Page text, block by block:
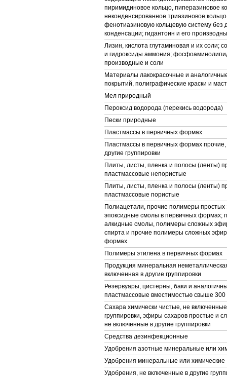
пиримидиновое кольцо, пиперазиновое
неконденсированное триазиновое
фенотиазиновую кольцевую систему без
конденсации; гидантоин и его
Лизин, кислота глутаминовая и их соли;
и гидроксиды аммония;
производные и соли
Материалы лакокрасочные и
покрытий, полиграфические краски и
Мел природный
Пероксид водорода (перекись водорода)
Пески природные
Пластмассы в первичных формах
Пластмассы в первичных формах
другие группировки
Плиты, листы, пленка и полосы (ленты)
пластмассовые непористые
Плиты, листы, пленка и полосы (ленты)
пластмассовые пористые
Полиацетали, прочие полимеры простых
эпоксидные смолы в первичных формах;
алкидные смолы, полимеры сложных
спирта и прочие полимеры сложных
формах
Полимеры этилена в первичных формах
Продукция минеральная
включенная в другие группировки
Резервуары, цистерны, баки и
пластмассовые вместимостью свыше 300
Сахара химически чистые, не включенные
группировки, эфиры сахаров простые и
не включенные в другие группировки
Средства дезинфекционные
Удобрения азотные минеральные или
Удобрения минеральные или химические
Удобрения, не включенные в другие